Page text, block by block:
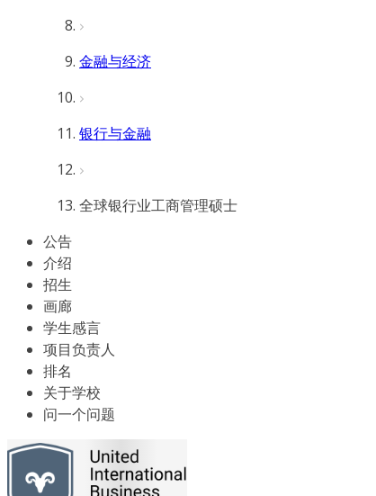
金融与经济
银行与金融
全球银行业工商管理硕士
公告
介绍
招生
画廊
学生感言
项目负责人
排名
关于学校
问一个问题